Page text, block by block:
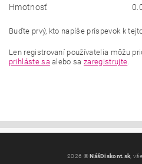
Hmotnosť
Buďte prvý, kto napíše príspevok k
Len registrovaní používatelia môžu
prihláste sa alebo sazaregistrujte.
2026 ©NášDiskont.sk ,